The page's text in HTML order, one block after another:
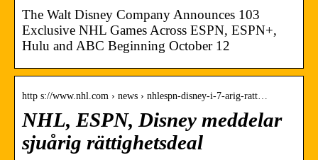
The Walt Disney Company Announces 103
Exclusive NHL Games Across ESPN, ESPN+,
Hulu and ABC Beginning October 12
http s://www.nhl.com › news › nhlespn-disney-i-7-arig-ratt…
NHL, ESPN, Disney meddelar
sjuårig rättighetsdeal